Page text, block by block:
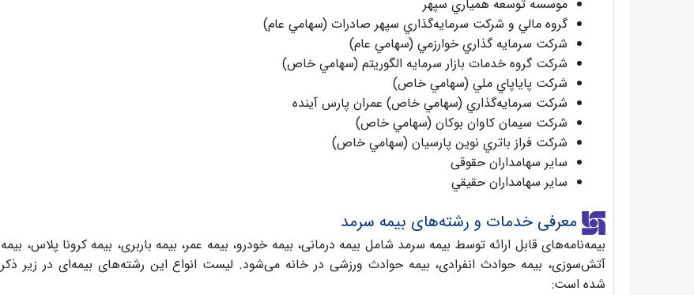
موسسه توسعه همياري سپهر
گروه مالي و شركت سرمايه‌گذاري سپهر صادرات (سهامي عام)
شركت سرمايه گذاري خوارزمي (سهامي عام)
شركت گروه خدمات بازار سرمايه الگوريتم (سهامي خاص)
شركت پاياپاي ملي (سهامي خاص)
شركت سرمايه‌گذاري (سهامي خاص) عمران پارس آينده
شركت سيمان كاوان بوكان (سهامي خاص)
شركت فراز باتري نوين پارسيان (سهامي خاص)
سایر سهامداران حقوقی
سایر سهامداران حقيقي
معرفی خدمات و رشته‌های بیمه سرمد
بیمه‌نامه‌های قابل ارائه توسط بیمه سرمد شامل بیمه درمانی، بیمه خودرو، بیمه عمر، بیمه باربری، بیمه کرونا پلاس، بیمه
آتش‌سوزی، بیمه حوادث انفرادی، بیمه حوادث ورزشی در خانه می‌شود. لیست انواع این رشته‌های بیمه‌ای در زیر ذکر
شده است: